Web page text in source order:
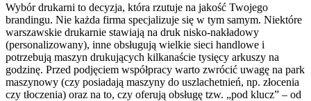
Wybór drukarni to decyzja, która rzutuje na jakość Twojego
brandingu. Nie każda firma specjalizuje się w tym samym. Niektóre
warszawskie drukarnie stawiają na druk nisko-nakładowy
(personalizowany), inne obsługują wielkie sieci handlowe i
potrzebują maszyn drukujących kilkanaście tysięcy arkuszy na
godzinę. Przed podjęciem współpracy warto zwrócić uwagę na park
maszynowy (czy posiadają maszyny do uszlachetnień, np. złocenia
czy tłoczenia) oraz na to, czy oferują obsługę tzw. „pod klucz” – od